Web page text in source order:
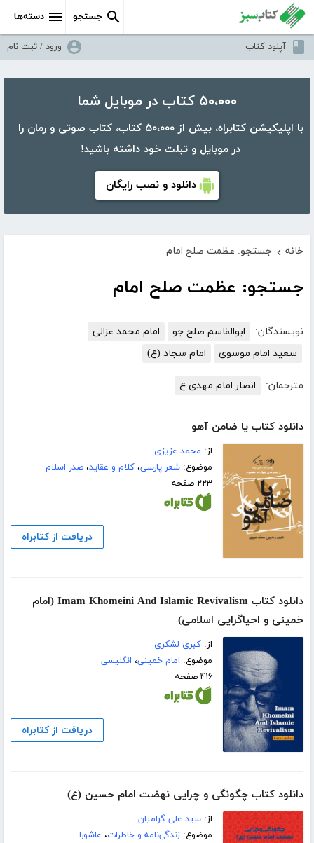
دسته‌ها جستجو
آپلود کتاب ورود / ثبت نام
۵۰،۰۰۰ کتاب در موبایل شما
با اپلیکیشن کتابراه، بیش از ۵۰،۰۰۰ کتاب، کتاب صوتی و رمان را
در موبایل و تبلت خود داشته باشید!
دانلود و نصب رایگان
خانه › جستجو: عظمت صلح امام
جستجو: عظمت صلح امام
نویسندگان: ابوالقاسم صلح جو
امام محمد غزالی
سعید امام موسوی
امام سجاد (ع)
مترجمان: انصار امام مهدی ع
دانلود کتاب یا ضامن آهو
از: محمد عزیزی
موضوع:شعر پارسی،کلام و عقاید،صدر اسلام
۲۲۳ صفحه
دریافت از کتابراه
دانلود کتاب Imam Khomeini And Islamic Revivalism (امام
خمینی و احیاگرایی اسلامی)
از:کبری لشکری
موضوع: امام خمینی، انگلیسی
۴۱۶ صفحه
دریافت از کتابراه
دانلود کتاب چگونگی و چرایی نهضت امام حسین (ع)
از:سید علی گرامیان
موضوع:زندگی‌نامه و خاطرات، عاشورا